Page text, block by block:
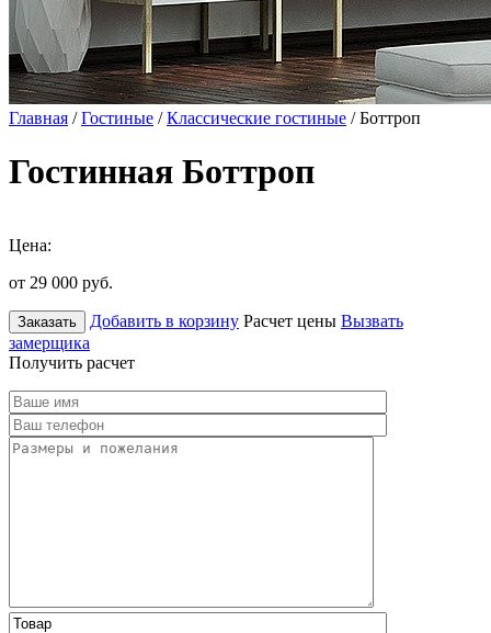
Главная /Гостиные /Классические гостиные / Боттроп
Гостинная Боттроп
Цена:
от 29 000 руб.
Заказать Добавить в корзину Расчет цены Вызвать
замерщика
Получить расчет